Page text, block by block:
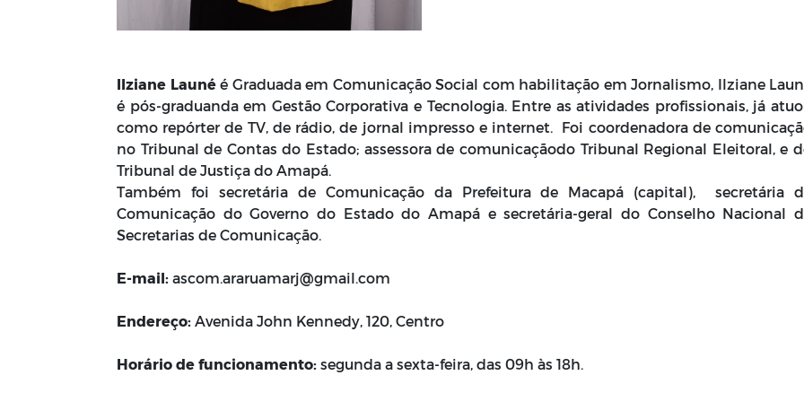
Ilziane Launé é Graduada em Comunicação Social com habilitação em Jornalismo, Ilziane
é pós-graduanda em Gestão Corporativa e Tecnologia. Entre as atividades profissionais, já
como repórter de TV, de rádio, de jornal impresso e internet. Foi coordenadora de
no Tribunal de Contas do Estado; assessora de comunicaçãodo Tribunal Regional Eleitoral, e
Tribunal de Justiça do Amapá.
Também foi secretária de Comunicação da Prefeitura de Macapá (capital), secretária
Comunicação do Governo do Estado do Amapá e secretária-geral do Conselho Nacional
Secretarias de Comunicação.
E-mail: ascom.araruamarj@gmail.com
Endereço: Avenida John Kennedy, 120, Centro
Horário de funcionamento: segunda a sexta-feira, das 09h às 18h.